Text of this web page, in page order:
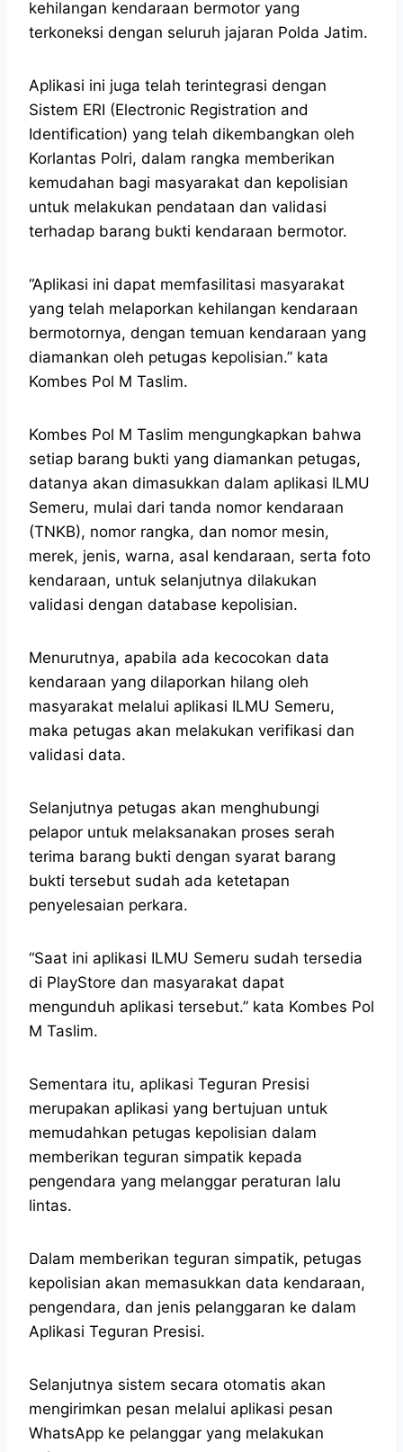
kehilangan kendaraan bermotor yang
terkoneksi dengan seluruh jajaran Polda Jatim.
Aplikasi ini juga telah terintegrasi dengan
Sistem ERI (Electronic Registration and
Identification) yang telah dikembangkan oleh
Korlantas Polri, dalam rangka memberikan
kemudahan bagi masyarakat dan kepolisian
untuk melakukan pendataan dan validasi
terhadap barang bukti kendaraan bermotor.
“Aplikasi ini dapat memfasilitasi masyarakat
yang telah melaporkan kehilangan kendaraan
bermotornya, dengan temuan kendaraan yang
diamankan oleh petugas kepolisian.” kata
Kombes Pol M Taslim.
Kombes Pol M Taslim mengungkapkan bahwa
setiap barang bukti yang diamankan petugas,
datanya akan dimasukkan dalam aplikasi ILMU
Semeru, mulai dari tanda nomor kendaraan
(TNKB), nomor rangka, dan nomor mesin,
merek, jenis, warna, asal kendaraan, serta foto
kendaraan, untuk selanjutnya dilakukan
validasi dengan database kepolisian.
Menurutnya, apabila ada kecocokan data
kendaraan yang dilaporkan hilang oleh
masyarakat melalui aplikasi ILMU Semeru,
maka petugas akan melakukan verifikasi dan
validasi data.
Selanjutnya petugas akan menghubungi
pelapor untuk melaksanakan proses serah
terima barang bukti dengan syarat barang
bukti tersebut sudah ada ketetapan
penyelesaian perkara.
“Saat ini aplikasi ILMU Semeru sudah tersedia
di PlayStore dan masyarakat dapat
mengunduh aplikasi tersebut.” kata Kombes Pol
M Taslim.
Sementara itu, aplikasi Teguran Presisi
merupakan aplikasi yang bertujuan untuk
memudahkan petugas kepolisian dalam
memberikan teguran simpatik kepada
pengendara yang melanggar peraturan lalu
lintas.
Dalam memberikan teguran simpatik, petugas
kepolisian akan memasukkan data kendaraan,
pengendara, dan jenis pelanggaran ke dalam
Aplikasi Teguran Presisi.
Selanjutnya sistem secara otomatis akan
mengirimkan pesan melalui aplikasi pesan
WhatsApp ke pelanggar yang melakukan